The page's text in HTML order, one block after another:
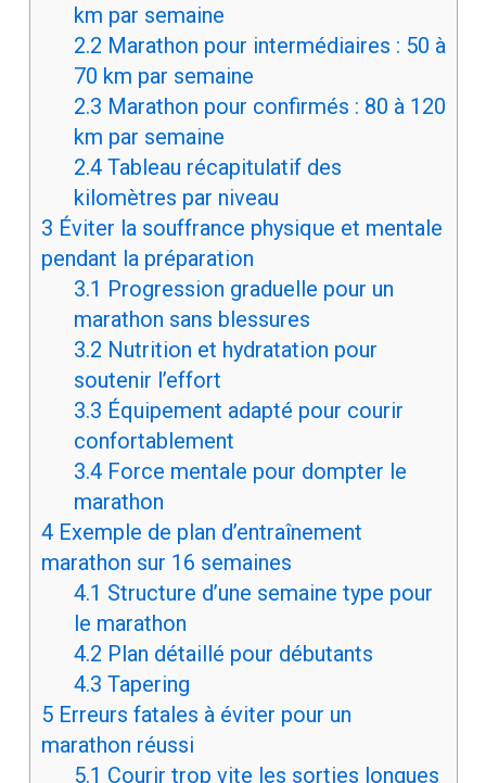
km par semaine
2.2 Marathon pour intermédiaires : 50 à
70 km par semaine
2.3 Marathon pour confirmés : 80 à 120
km par semaine
2.4Tableau récapitulatif des
kilomètres par niveau
3 Éviter la souffrance physique et mentale
pendant la préparation
3.1 Progression graduelle pour un
marathon sans blessures
3.2 Nutrition et hydratation pour
soutenir l’effort
3.3 Équipement adapté pour courir
confortablement
3.4Force mentale pour dompter le
marathon
4Exemple de plan d’entraînement
marathon sur 16 semaines
4.1 Structure d’une semaine type pour
le marathon
4.2 Plan détaillé pour débutants
4.3 Tapering
5Erreurs fatales à éviter pour un
marathon réussi
5.1 Courir trop vite les sorties longues